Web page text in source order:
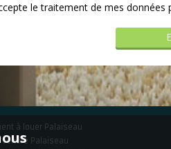
le traitement de mes
à louer Palaiseau
Palaiseau